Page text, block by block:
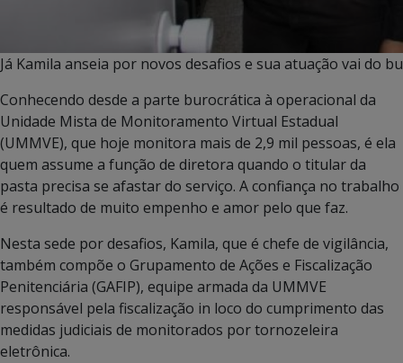
Já Kamila anseia por novos desafios e sua atuação vai do
Conhecendo desde a parte burocrática à operacional da
Unidade Mista de Monitoramento Virtual Estadual
(UMMVE), que hoje monitora mais de 2,9 mil pessoas, é ela
quem assume a função de diretora quando o titular da
pasta precisa se afastar do serviço. A confiança no trabalho
é resultado de muito empenho e amor pelo que faz.
Nesta sede por desafios, Kamila, que é chefe de vigilância,
também compõe o Grupamento de Ações e Fiscalização
Penitenciária (GAFIP), equipe armada da UMMVE
responsável pela fiscalização in loco do cumprimento das
medidas judiciais de monitorados por tornozeleira
eletrônica.